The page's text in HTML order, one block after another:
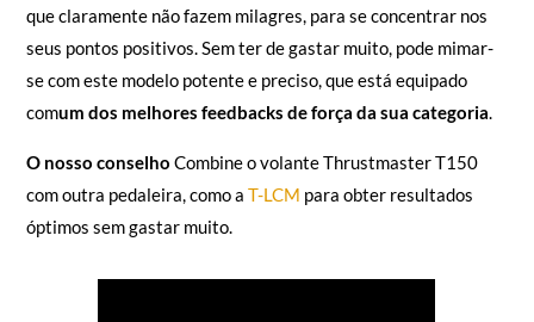
que claramente não fazem milagres, para se concentrar nos
seus pontos positivos. Sem ter de gastar muito, pode mimar-
se com este modelo potente e preciso, que está equipado
comum dos melhores feedbacks de força da sua categoria.
O nosso conselho Combine o volante Thrustmaster T150
com outra pedaleira, como a T-LCM para obter resultados
óptimos sem gastar muito.